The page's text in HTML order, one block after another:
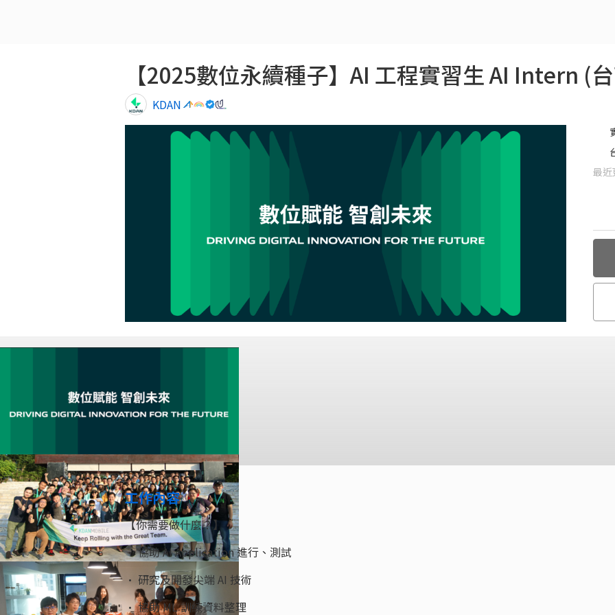
【2025數位永續種子】AI 工程實習生 AI Intern (
KDAN
最
工作內容
【你需要做什麼？】
• 協助 AI Application 進行、測試
• 研究及開發尖端 AI 技術
• 協助 ML 訓練資料整理